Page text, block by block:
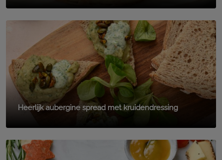
Heerlijk aubergine spread met kruidendressing